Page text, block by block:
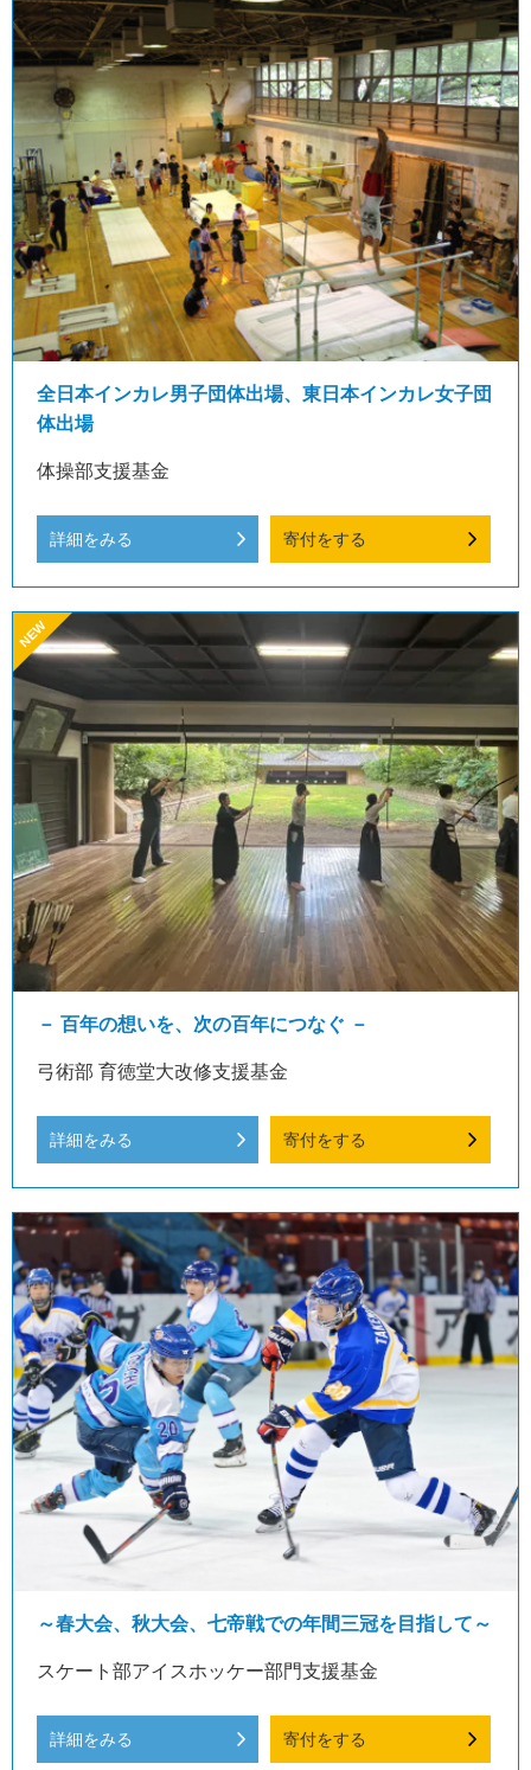
全日本インカレ男子団体出場、東日本インカレ女子団
体出場
体操部支援基金
詳細をみる 寄付をする
－ 百年の想いを、次の百年につなぐ －
弓術部 育徳堂大改修支援基金
詳細をみる 寄付をする
～春大会、秋大会、七帝戦での年間三冠を目指して～
スケート部アイスホッケー部門支援基金
詳細をみる 寄付をする